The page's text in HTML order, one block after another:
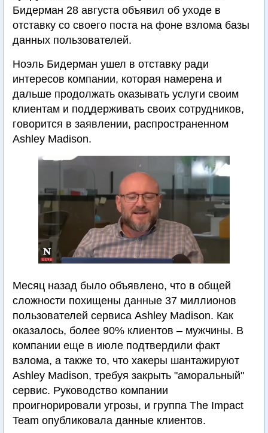
Бидерман 28 августа объявил об уходе в
отставку со своего поста на фоне взлома базы
данных пользователей.
Ноэль Бидерман ушел в отставку ради
интересов компании, которая намерена и
дальше продолжать оказывать услуги своим
клиентам и поддерживать своих сотрудников,
говорится в заявлении, распространенном
Ashley Madison.
Месяц назад было объявлено, что в общей
сложности похищены данные 37 миллионов
пользователей сервиса Ashley Madison. Как
оказалось, более 90% клиентов – мужчины. В
компании еще в июле подтвердили факт
взлома, а также то, что хакеры шантажируют
Ashley Madison, требуя закрыть "аморальный"
сервис. Руководство компании
проигнорировали угрозы, и группа The Impact
Team опубликовала данные клиентов.